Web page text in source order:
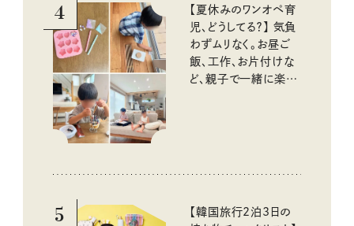
4
【夏休みのワンオペ育
児、どうしてる？】 気負
わずムリなく。お昼ご
飯、工作、お片付けな
ど、親子で一緒に楽し
5
【韓国旅行2泊3日の